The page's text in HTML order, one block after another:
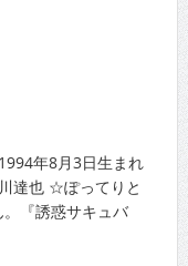
年8月3日生まれ
達也 ☆ぽってりと
『誘惑サキュバ